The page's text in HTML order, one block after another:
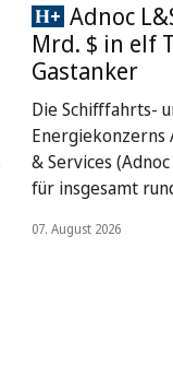
Adnoc
Mrd. $ in elf
Gastanker
Die Schifffahrts-
Energiekonzerns
& Services
für insgesamt
07. August 2026